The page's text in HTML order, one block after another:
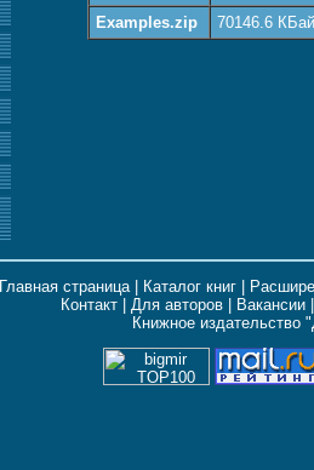
Examples.zip 70146.6
Главная страница| Каталог книг|
Контакт |Для авторов Вакансии
Книжное издательство